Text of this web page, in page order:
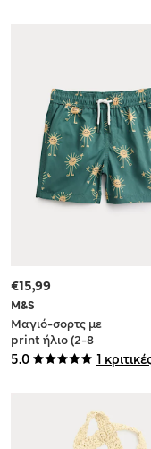
5.0 1
M&S
Μαγιό-σορτς με
print ήλιο (2-8
ετών)
€15,99